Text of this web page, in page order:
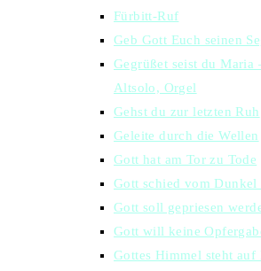
Fürbitt-Ruf
Geb Gott Euch seinen
Gegrüßet seist du Maria
Altsolo, Orgel
Gehst du zur letzten Ruh
Geleite durch die Wellen
Gott hat am Tor zu Tode
Gott schied vom
Gott soll gepriesen
Gott will keine
Gottes Himmel steht auf